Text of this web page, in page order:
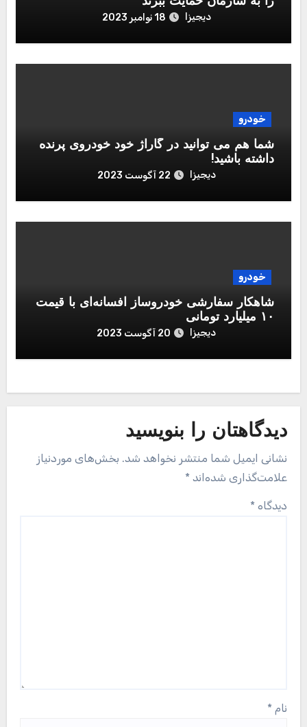
دیجیزا 18 نوامبر 2023
خودرو
شما هم می توانید در گاراژ خود خودروی پرنده
داشته باشید!
دیجیزا 22 آگوست 2023
خودرو
شاهکار سفارشی خودروساز افسانه‌ای با قیمت
۱۰ میلیارد تومانی
دیجیزا 20 آگوست 2023
دیدگاهتان را بنویسید
نشانی ایمیل شما منتشر نخواهد شد. بخش‌های موردنیاز
علامت‌گذاری شده‌اند *
دیدگاه *
نام *